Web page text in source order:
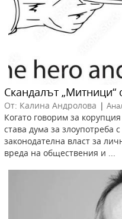
Скандалът
От: Калина Андролова |
Когато говорим за
става дума за злоупотреба
законодателна власт за
вреда на обществения и ...